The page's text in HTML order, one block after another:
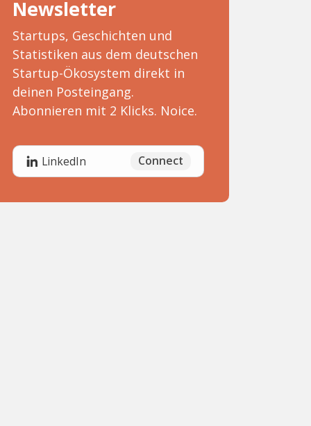
Newsletter
Startups, Geschichten und
Statistiken aus dem deutschen
Startup-Ökosystem direkt in
deinen Posteingang.
Abonnieren mit 2 Klicks. Noice.
LinkedIn Connect